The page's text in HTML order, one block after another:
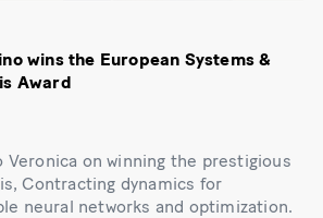
wins the European Systems &
Award
on winning the prestigious
Contracting dynamics for
neural networks and optimization.